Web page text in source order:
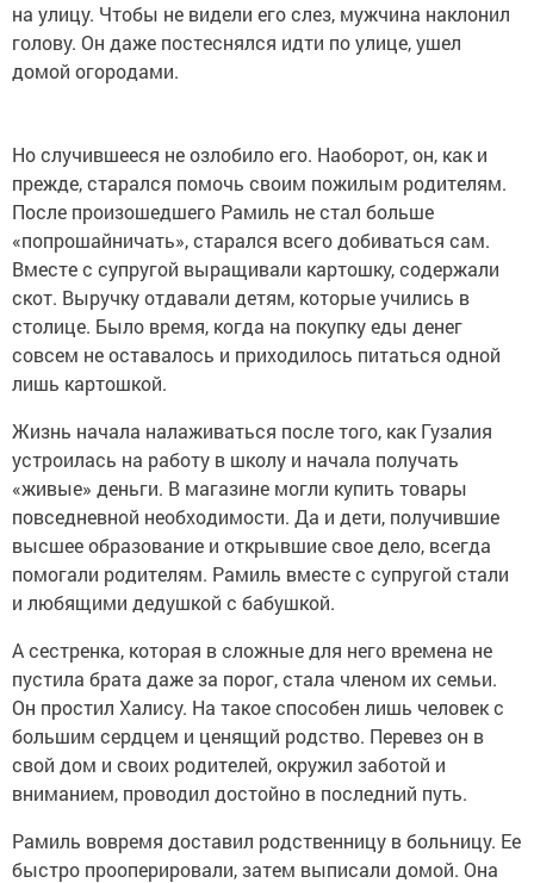
на улицу. Чтобы не видели его слез, мужчина наклонил
голову. Он даже постеснялся идти по улице, ушел
домой огородами.
Но случившееся не озлобило его. Наоборот, он, как и
прежде, старался помочь своим пожилым родителям.
После произошедшего Рамиль не стал больше
«попрошайничать», старался всего добиваться сам.
Вместе с супругой выращивали картошку, содержали
скот. Выручку отдавали детям, которые учились в
столице. Было время, когда на покупку еды денег
совсем не оставалось и приходилось питаться одной
лишь картошкой.
Жизнь начала налаживаться после того, как Гузалия
устроилась на работу в школу и начала получать
«живые» деньги. В магазине могли купить товары
повседневной необходимости. Да и дети, получившие
высшее образование и открывшие свое дело, всегда
помогали родителям. Рамиль вместе с супругой стали
и любящими дедушкой с бабушкой.
А сестренка, которая в сложные для него времена не
пустила брата даже за порог, стала членом их семьи.
Он простил Халису. На такое способен лишь человек с
большим сердцем и ценящий родство. Перевез он в
свой дом и своих родителей, окружил заботой и
вниманием, проводил достойно в последний путь.
Рамиль вовремя доставил родственницу в больницу. Ее
быстро прооперировали, затем выписали домой. Она